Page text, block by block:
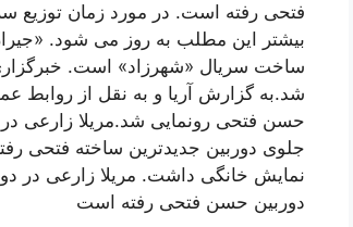
فتحی رفته است. در مورد زمان
بیشتر این مطلب به روز می شود.
ساخت سریال «شهرزاد» است. خبرگزاری
شد.به گزارش آریا و به نقل از روابط
حسن فتحی رونمایی شد.مریلا زارعی
جلوی دوربین جدیدترین ساخته فتحی
نمایش خانگی داشت. مریلا زارعی در
دوربین حسن فتحی رفته است